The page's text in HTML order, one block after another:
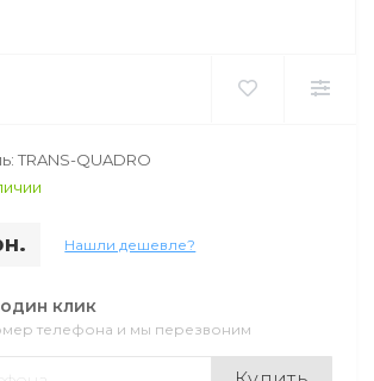
TRANS-QUADRO
Нашли дешевле?
клик
телефона и мы перезвоним